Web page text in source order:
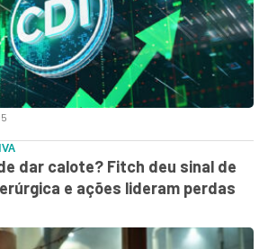
dar calote? Fitch deu sinal de
e ações lideram perdas